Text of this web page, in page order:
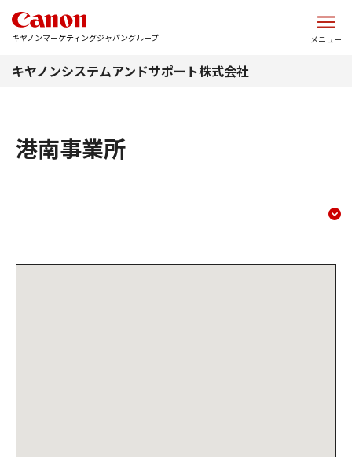
キヤノンマーケティングジャパングループ メニュー
キヤノンシステムアンドサポート株式会社
港南事業所